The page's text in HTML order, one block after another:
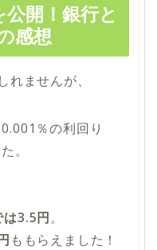
開！銀行と
感想
れませんが、
0.001％の利回り
。
3.5円。
ももらえました！